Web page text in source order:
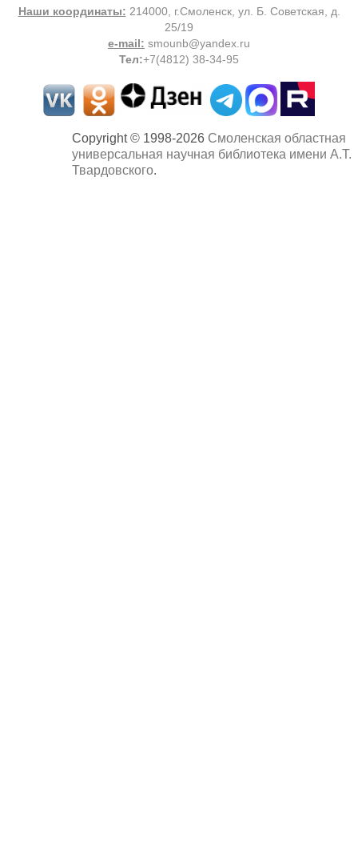
Наши координаты: 214000, г.Смоленск, ул. Б. Советская, д.
25/19
e-mail: smounb@yandex.ru
Тел:+7(4812) 38-34-95
Copyright © 1998-2026 Смоленская областная
универсальная научная библиотека имени А.Т.
Твардовского.